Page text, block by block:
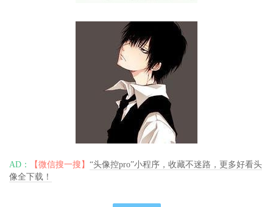
AD： 【微信搜一搜】 “头像控pro”小程序，收藏不迷路，更多好看头
像全下载！